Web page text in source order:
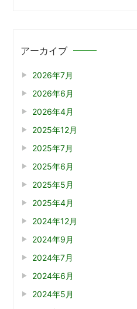
アーカイブ
2026年7月
2026年6月
2026年4月
2025年12月
2025年7月
2025年6月
2025年5月
2025年4月
2024年12月
2024年9月
2024年7月
2024年6月
2024年5月